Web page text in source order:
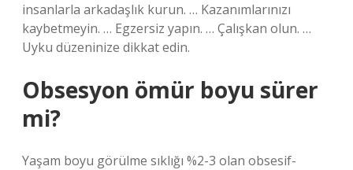
insanlarla arkadaşlık kurun. … Kazanımlarınızı
kaybetmeyin. … Egzersiz yapın. … Çalışkan olun. …
Uyku düzeninize dikkat edin.
Obsesyon ömür boyu sürer
mi?
Yaşam boyu görülme sıklığı %2-3 olan obsesif-